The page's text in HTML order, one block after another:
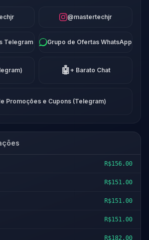
@mastertechjr
Telegram Grupo de Ofertas WhatsApp
🤖+ Barato Chat
Promoções e Cupons (Telegram)
R$156.00
R$151.00
R$151.00
R$151.00
R$182.00